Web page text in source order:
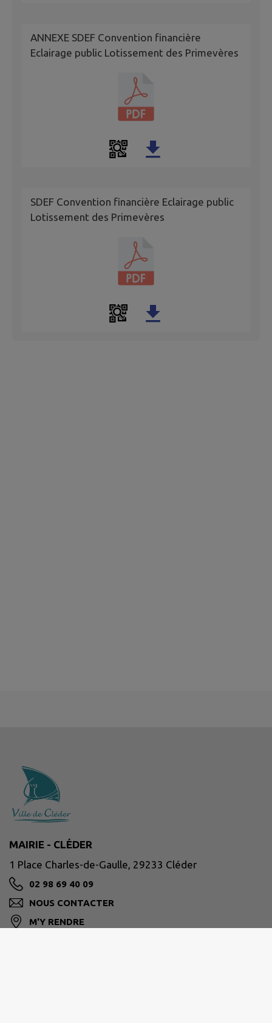
ANNEXE SDEF Convention financière
Eclairage public Lotissement des Primevères
SDEF Convention financière Eclairage public
Lotissement des Primevères
MAIRIE - CLÉDER
1 Place Charles-de-Gaulle, 29233 Cléder
02 98 69 40 09
NOUS CONTACTER
M'Y RENDRE